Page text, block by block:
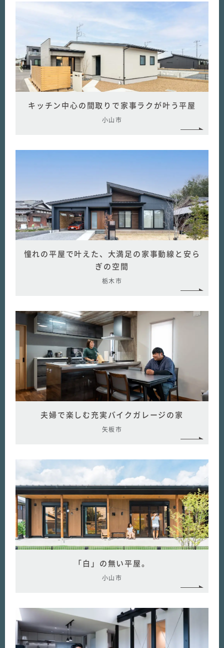
キッチン中心の間取りで家事ラクが叶う平屋
小山市
憧れの平屋で叶えた、大満足の家事動線と安ら
ぎの空間
栃木市
夫婦で楽しむ充実バイクガレージの家
矢板市
「白」の無い平屋。
小山市